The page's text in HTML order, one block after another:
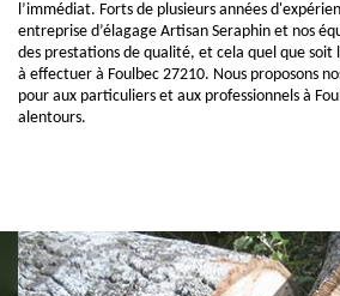
l’immédiat. Forts de plusieurs années
entreprise d’élagage Artisan Seraphin et nos
des prestations de qualité, et cela quel que soit
à effectuer à Foulbec 27210. Nous proposons
pour aux particuliers et aux professionnels à
alentours.